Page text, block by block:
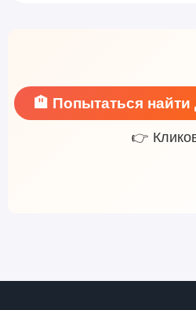
🏨 Попытаться
👉